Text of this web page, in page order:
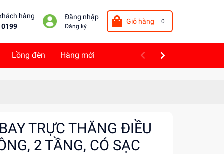
hàng
Đăng nhập
Đăng ký
Giỏ hàng 0
Lồng đèn Hàng mới
TRỰC THĂNG ĐIỀU
2 TẦNG, CÓ SẠC